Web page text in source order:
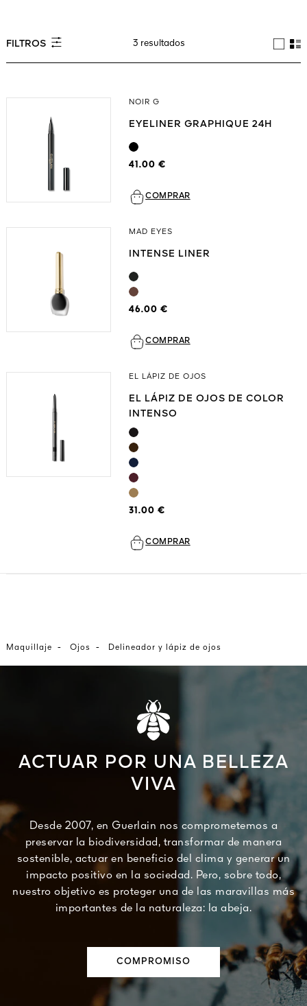
VIVA
FILTROS 3 resultados
NOIR G
EYELINER GRAPHIQUE 24H
41.00 €
COMPRAR
MAD EYES
INTENSE LINER
46.00 €
COMPRAR
EL LÁPIZ DE OJOS
EL LÁPIZ DE OJOS DE COLOR
INTENSO
31.00 €
COMPRAR
Maquillaje - Ojos - Delineador y lápiz de ojos
ACTUAR POR UNA BELLEZA
VIVA
Desde 2007, en Guerlain nos comprometemos a
preservar la biodiversidad, transformar de manera
sostenible, actuar en beneficio del clima y generar un
impacto positivo en la sociedad. Pero, sobre todo,
nuestro objetivo es proteger una de las maravillas más
importantes de la naturaleza: la abeja.
COMPROMISO